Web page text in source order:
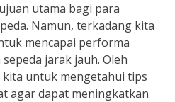
utama bagi para
Namun, terkadang kita
mencapai performa
jarak jauh. Oleh
untuk mengetahui tips
agar dapat meningkatkan